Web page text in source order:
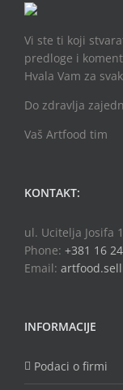
Vi ste ti koji
predloge i
Hvala Vam za
Do zdravlja
Vaš Artfood tim
KONTAKT:
ul. Ucitelja Josifa
Phone: +381 16
Email:
INFORMACIJE
Podaci o firmi